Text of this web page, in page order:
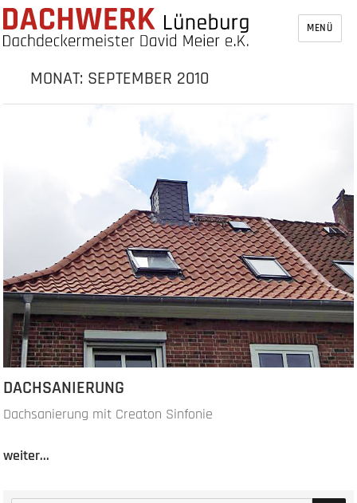
MENÜ
MONAT: SEPTEMBER 2010
DACHSANIERUNG
Dachsanierung mit Creaton Sinfonie
weiter...